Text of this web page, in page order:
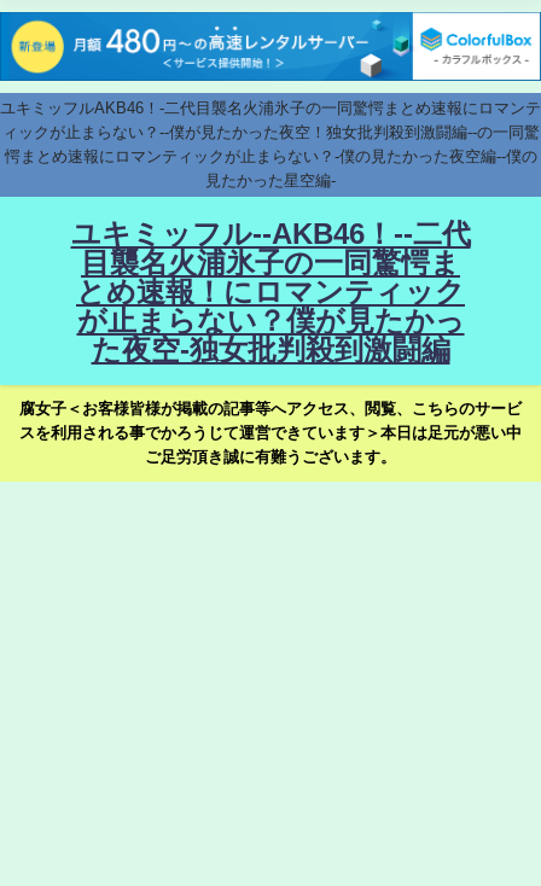
ユキミッフルAKB46！-二代目襲名火浦氷子の一同驚愕まとめ速報にロマンテ
ィックが止まらない？--僕が見たかった夜空！独女批判殺到激闘編--の一同驚
愕まとめ速報にロマンティックが止まらない？-僕の見たかった夜空編--僕の
見たかった星空編-
ユキミッフル--AKB46！--二代
目襲名火浦氷子の一同驚愕ま
とめ速報！にロマンティック
が止まらない？僕が見たかっ
た夜空-独女批判殺到激闘編
腐女子＜お客様皆様が掲載の記事等へアクセス、閲覧、こちらのサービ
スを利用される事でかろうじて運営できています＞本日は足元が悪い中
ご足労頂き誠に有難うございます。